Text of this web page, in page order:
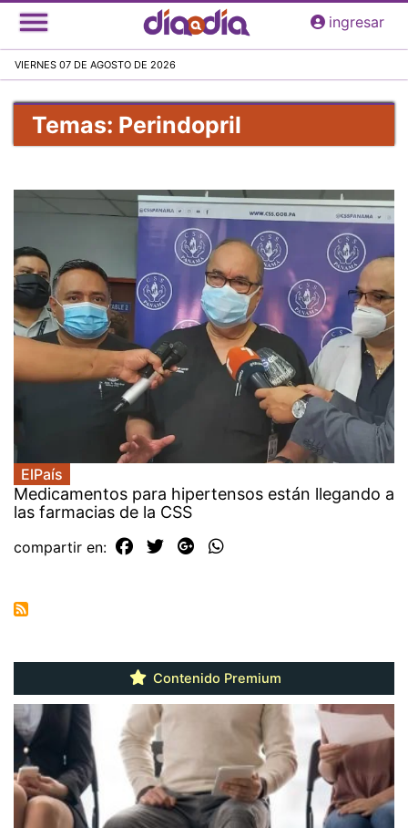
Pasar
al
principal
ingresar
VIERNES 07 DE AGOSTO DE 2026
Temas: Perindopril
ElPaís
Medicamentos para hipertensos están llegando a
las farmacias de la CSS
compartir en:
Contenido Premium